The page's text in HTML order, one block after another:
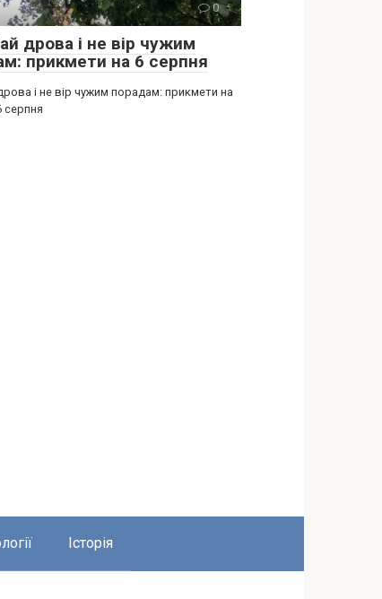
0
дрова і не вір чужим
прикмети на 6 серпня
і не вір чужим порадам: прикмети на
серпня
Історія